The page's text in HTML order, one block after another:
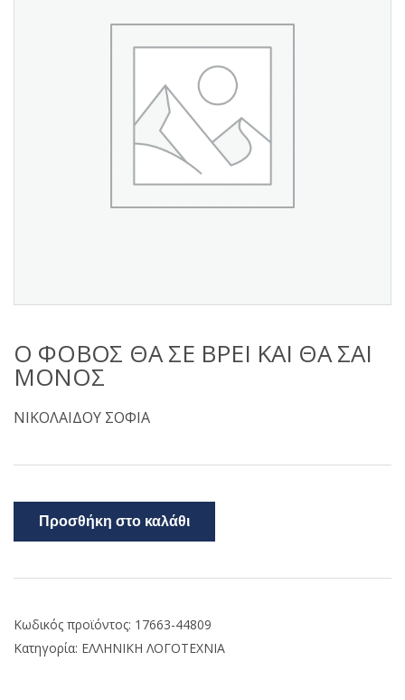
Ο ΦΟΒΟΣ ΘΑ ΣΕ ΒΡΕΙ ΚΑΙ ΘΑ ΣΑΙ
ΜΟΝΟΣ
ΝΙΚΟΛΑΙΔΟΥ ΣΟΦΙΑ
Προσθήκη στο καλάθι
Κωδικός προϊόντος: 17663-44809
Κατηγορία: ΕΛΛΗΝΙΚΗ ΛΟΓΟΤΕΧΝΙΑ